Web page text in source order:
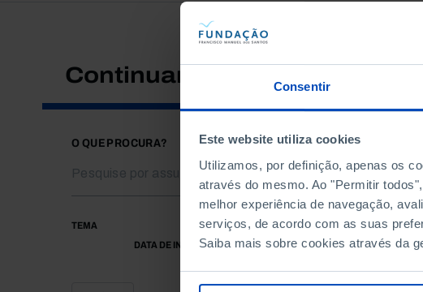
Consentir
Este website utiliza cookies
Utilizamos, por definição, apenas os
através do mesmo. Ao "Permitir
melhor experiência de navegação,
serviços, de acordo com as suas
Saiba mais sobre cookies através da
Continuar a pesquisar
O QUE PROCURA?
TEMA
DATA DE INÍCIO